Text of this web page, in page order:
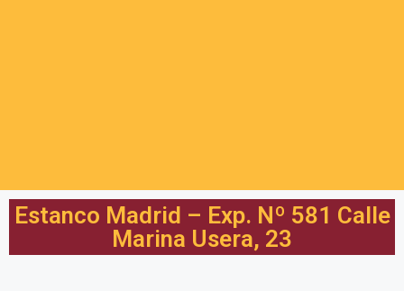
Estanco Madrid – Exp. Nº 581 Calle
Marina Usera, 23